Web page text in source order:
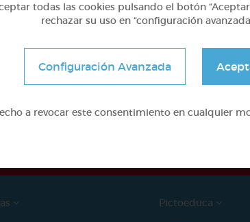
ha sido posible gracias al
Pictoeduca
todas las cookies pulsando el botón
rechazar su uso en “configuración
Configuración Avanzada
a revocar este consentimiento en cualquier